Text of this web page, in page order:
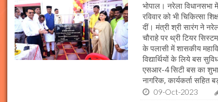
भोपाल। नरेला विधानसभा
रविवार को भी चिकित्सा
दीं। मंत्री श्री सारंग ने
चौराहे पर थ्री टियर
के पलासी में शासकीय
विद्यार्थियों के लिये बस
एसआर-4 सिटी बस का
नागरिक, कार्यकर्ता सहित
09-Oct-2023